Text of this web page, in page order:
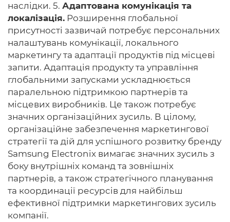
наслідки. 5. Адаптована комунікація та
локалізація. Розширення глобальної
присутності зазвичай потребує персональних
налаштувань комунікації, локального
маркетингу та адаптації продуктів під місцеві
запити. Адаптація продукту та управління
глобальними запусками ускладнюється
паралельною підтримкою партнерів та
місцевих виробників. Це також потребує
значних організаційних зусиль. В цілому,
організаційне забезпечення маркетингової
стратегії та дій для успішного розвитку бренду
Samsung Electronix вимагає значних зусиль з
боку внутрішніх команд та зовнішніх
партнерів, а також стратегічного планування
та координації ресурсів для найбільш
ефективної підтримки маркетингових зусиль
компанії.